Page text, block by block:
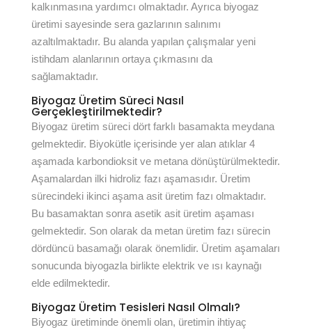
kalkınmasına yardımcı olmaktadır. Ayrıca biyogaz
üretimi sayesinde sera gazlarının salınımı
azaltılmaktadır. Bu alanda yapılan çalışmalar yeni
istihdam alanlarının ortaya çıkmasını da
sağlamaktadır.
Biyogaz Üretim Süreci Nasıl
Gerçekleştirilmektedir?
Biyogaz üretim süreci dört farklı basamakta meydana
gelmektedir. Biyokütle içerisinde yer alan atıklar 4
aşamada karbondioksit ve metana dönüştürülmektedir.
Aşamalardan ilki hidroliz fazı aşamasıdır. Üretim
sürecindeki ikinci aşama asit üretim fazı olmaktadır.
Bu basamaktan sonra asetik asit üretim aşaması
gelmektedir. Son olarak da metan üretim fazı sürecin
dördüncü basamağı olarak önemlidir. Üretim aşamaları
sonucunda biyogazla birlikte elektrik ve ısı kaynağı
elde edilmektedir.
Biyogaz Üretim Tesisleri Nasıl Olmalı?
Biyogaz üretiminde önemli olan, üretimin ihtiyaç